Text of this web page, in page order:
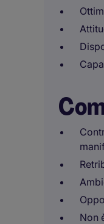
Non